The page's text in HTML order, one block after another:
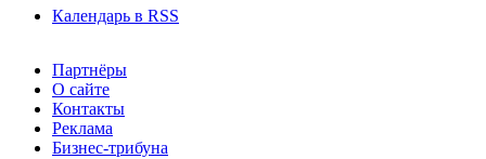
Календарь в RSS
Партнёры
О сайте
Контакты
Реклама
Бизнес-трибуна